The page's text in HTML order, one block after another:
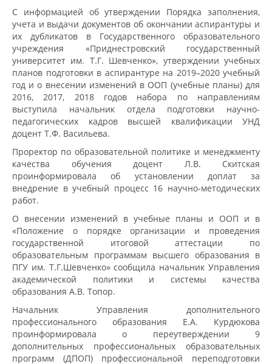
С информацией об утверждении Порядка заполнения,
учета и выдачи документов об окончании аспирантуры и
их дубликатов в Государственного образовательного
учреждения «Приднестровский государственный
университет им. Т.Г. Шевченко», утверждении учебных
планов подготовки в аспирантуре на 2019–2020 учебный
год и о внесении изменений в ООП (учебные планы) для
2016, 2017, 2018 годов набора по направлениям
выступила начальник отдела подготовки научно-
педагогических кадров высшей квалификации УНД
доцент Т.Ф. Васильева.
Проректор по образовательной политике и менеджменту
качества обучения доцент Л.В. Скитская
проинформировала об установлении доплат за
внедрение в учебный процесс 16 научно-методических
работ.
О внесении изменений в учебные планы и ООП и в
«Положение о порядке организации и проведения
государственной итоговой аттестации по
образовательным программам высшего образования в
ПГУ им. Т.Г.Шевченко» сообщила начальник Управления
академической политики и системы качества
образования А.В. Топор.
Начальник Управления дополнительного
профессионального образования Е.А. Курдюкова
проинформировала о переутверждении 9
дополнительных профессиональных образовательных
программ (ДПОП) профессиональной переподготовки